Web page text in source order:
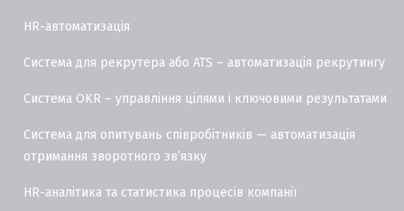
HR-автоматизація
Система для рекрутера або ATS – автоматизація рекрутингу
Система OKR – управління цілями і ключовими результатами
Система для опитувань співробітників — автоматизація
отримання зворотного звʼязку
HR-аналітика та статистика процесів компанії